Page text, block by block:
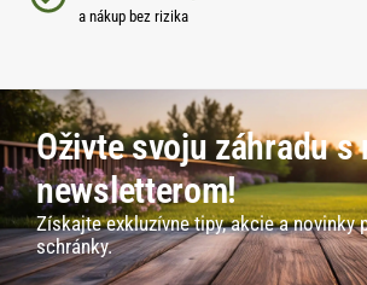
a nákup bez rizika
Oživte svoju záhradu s
newsletterom!
Získajte exkluzívne tipy, akcie a novinky
schránky.